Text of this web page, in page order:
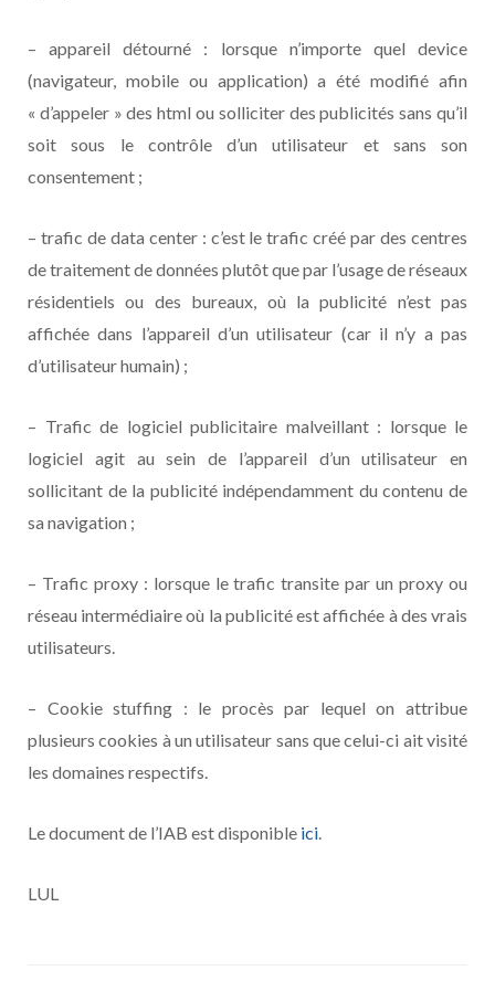
– appareil détourné : lorsque n’importe quel device
(navigateur, mobile ou application) a été modifié afin
« d’appeler » des html ou solliciter des publicités sans qu’il
soit sous le contrôle d’un utilisateur et sans son
consentement ;
– trafic de data center : c’est le trafic créé par des centres
de traitement de données plutôt que par l’usage de réseaux
résidentiels ou des bureaux, où la publicité n’est pas
affichée dans l’appareil d’un utilisateur (car il n’y a pas
d’utilisateur humain) ;
– Trafic de logiciel publicitaire malveillant : lorsque le
logiciel agit au sein de l’appareil d’un utilisateur en
sollicitant de la publicité indépendamment du contenu de
sa navigation ;
– Trafic proxy : lorsque le trafic transite par un proxy ou
réseau intermédiaire où la publicité est affichée à des vrais
utilisateurs.
– Cookie stuffing : le procès par lequel on attribue
plusieurs cookies à un utilisateur sans que celui-ci ait visité
les domaines respectifs.
Le document de l’IAB est disponible ici.
LUL